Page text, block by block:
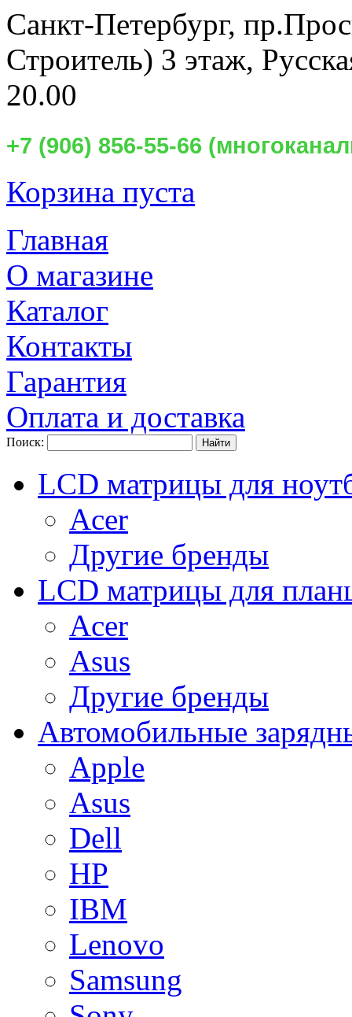
Санкт-Петербург,
Строитель) 3 этаж,
20.00
+7 (906) 856-55-66
Корзина пуста
Главная
О магазине
Каталог
Контакты
Гарантия
Оплата и доставка
Поиск:
LCD матрицы для
Acer
Другие бренды
LCD матрицы для
Acer
Asus
Другие бренды
Автомобильные
Apple
Asus
Dell
HP
IBM
Lenovo
Samsung